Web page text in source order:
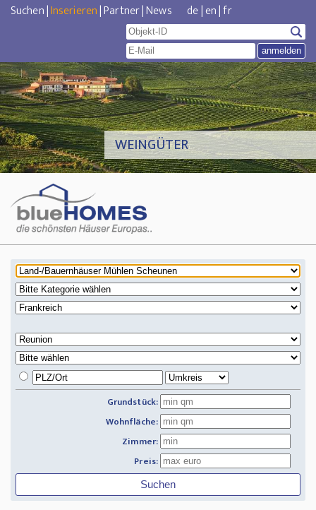
Suchen|Inserieren|Partner|News de|en|fr
WEINGÜTER
Grundstück:
Wohnfläche:
Zimmer:
Preis: